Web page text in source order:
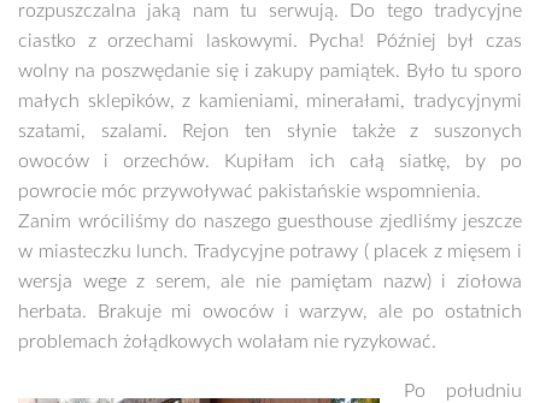
rozpuszczalna jaką nam tu serwują. Do tego tradycyjne
ciastko z orzechami laskowymi. Pycha! Później był czas
wolny na poszwędanie się i zakupy pamiątek. Było tu sporo
małych sklepików, z kamieniami, minerałami, tradycyjnymi
szatami, szalami. Rejon ten słynie także z suszonych
owoców i orzechów. Kupiłam ich całą siatkę, by po
powrocie móc przywoływać pakistańskie wspomnienia.
Zanim wróciliśmy do naszego guesthouse zjedliśmy jeszcze
w miasteczku lunch. Tradycyjne potrawy ( placek z mięsem i
wersja wege z serem, ale nie pamiętam nazw) i ziołowa
herbata. Brakuje mi owoców i warzyw, ale po ostatnich
problemach żołądkowych wolałam nie ryzykować.
Po południu